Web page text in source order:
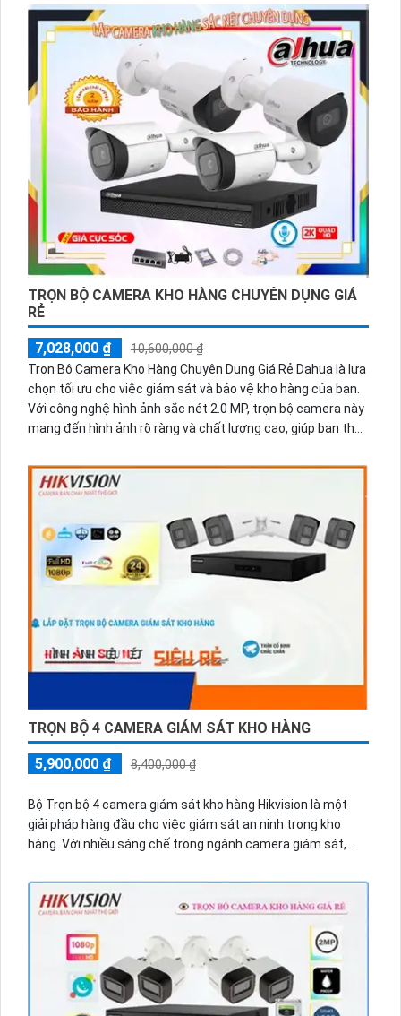
TRỌN BỘ CAMERA KHO HÀNG CHUYÊN DỤNG GIÁ
RẺ
7,028,000 ₫
10,600,000 ₫
Trọn Bộ Camera Kho Hàng Chuyên Dụng Giá Rẻ Dahua là lựa
chọn tối ưu cho việc giám sát và bảo vệ kho hàng của bạn.
Với công nghệ hình ảnh sắc nét 2.0 MP, trọn bộ camera này
mang đến hình ảnh rõ ràng và chất lượng cao, giúp bạn theo
chỉ vậy, sản phẩm còn được đánh giá cao về dịch vụ chăm
sóc khách hàng, đảm bảo mong muốn và nhu cầu của
trọn bộ camera này không chỉ giúp bạn tiết kiệm chi phí mà
còn mang lại sự an tâm và tiện lợi cho công việc quan trọng
của bạn. Hãy chọn Dahua để trọn bộ camera chất lượng và
đáng tin cậy!
TRỌN BỘ 4 CAMERA GIÁM SÁT KHO HÀNG
5,900,000 ₫ 8,400,000 ₫
Bộ Trọn bộ 4 camera giám sát kho hàng Hikvision là một
giải pháp hàng đầu cho việc giám sát an ninh trong kho
hàng. Với nhiều sáng chế trong ngành camera giám sát,
mình, mang lại sự hoàn hảo cho việc giám sát không chỉ
bằng hình ảnh mà còn bằng âm thanh.
Cùng với khả năng thu âm, bộ Trọn bộ 4 camera giám sát
kho hàng Hikvision cung cấp mẫu mã phong phú và đa dạng
để lựa chọn, từ camera dome đến camera hồng ngoại, 🎛
Chắc chắn rằngsự phù hợp với mọi yêu cầu và môi trường
khác nhau. Chất lượng của các camera Hikvision cũng